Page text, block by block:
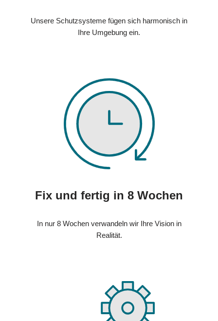
Unsere Schutzsysteme fügen sich harmonisch in
Ihre Umgebung ein.
Fix und fertig in 8 Wochen
In nur 8 Wochen verwandeln wir Ihre Vision in
Realität.